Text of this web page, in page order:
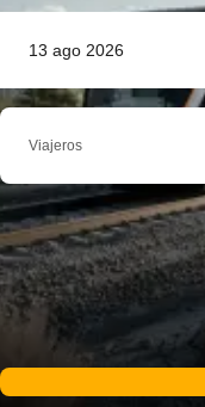
13 ago 2026
Viajeros